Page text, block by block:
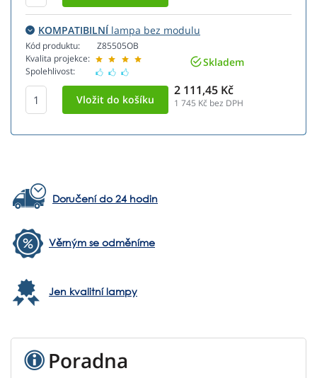
KOMPATIBILNÍlampa bez modulu
Kód produktu:
Kvalita projekce:
Spolehlivost:
Z85505OB
Skladem
2 111,45 Kč
1 745 Kč bez DPH
Doručení do 24 hodin
Věrným se odměníme
Jen kvalitní lampy
Poradna